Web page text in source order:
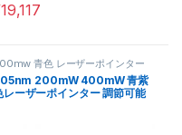
– ¥37,452
19,117
青色 レーザーポインター
200mW 400mW 青紫
レーザーポインター 調節可能